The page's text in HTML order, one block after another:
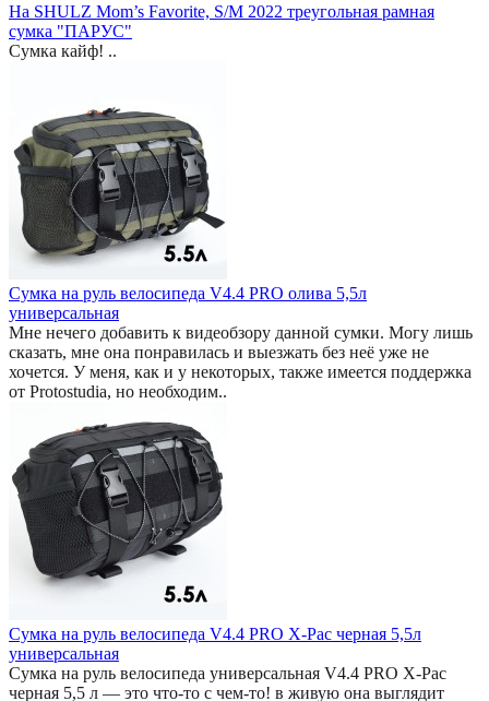
На SHULZ Mom’s Favorite, S/M 2022 треугольная рамная
сумка "ПАРУС"
Сумка кайф! ..
Сумка на руль велосипеда V4.4 PRO олива 5,5л
универсальная
Мне нечего добавить к видеобзору данной сумки. Могу лишь
сказать, мне она понравилась и выезжать без неё уже не
хочется. У меня, как и у некоторых, также имеется поддержка
от Protostudia, но необходим..
Сумка на руль велосипеда V4.4 PRO X-Pac черная 5,5л
универсальная
Сумка на руль велосипеда универсальная V4.4 PRO X-Pac
черная 5,5 л — это что-то с чем-то! в живую она выглядит